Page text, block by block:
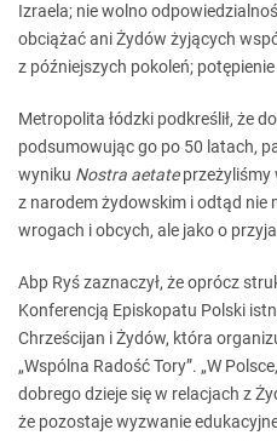
Izraela; nie wolno
obciążać ani Żydów żyjących
z późniejszych pokoleń;
Metropolita łódzki podkreślił, że
podsumowując go po 50 latach,
wyniku Nostra aetateprzeżyliśmy
z narodem żydowskim i odtąd nie
wrogach i obcych, ale jako o
Abp Ryś zaznaczył, że oprócz
Konferencją Episkopatu Polski
Chrześcijan i Żydów, która
„Wspólna Radość Tory”. „W
dobrego dzieje się w relacjach z
że pozostaje wyzwanie